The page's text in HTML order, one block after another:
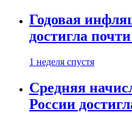
Годовая
достигла
1 неделя спустя
Средняя
России